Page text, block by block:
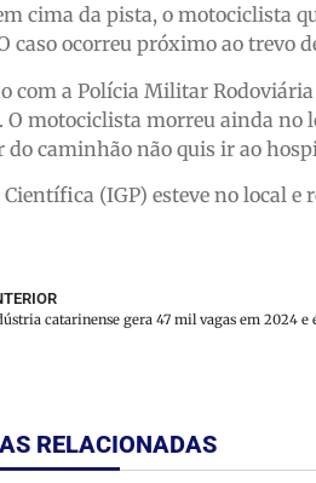
cima da pista, o motociclista
caso ocorreu próximo ao trevo
com a Polícia Militar
O motociclista morreu ainda no
do caminhão não quis ir ao
Científica (IGP) esteve no local
RELACIONADAS